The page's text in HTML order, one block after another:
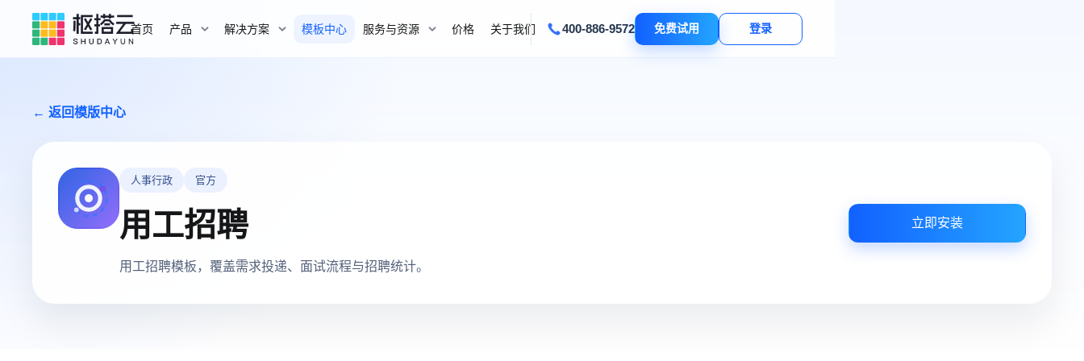
首页 产品 解决方案 模板中心 服务与资源 价格 关于我们 400-886-9572 免费试用 登录
← 返回模版中心
人事行政 官方
用工招聘
用工招聘模板，覆盖需求投递、面试流程与招聘统计。
立即安装